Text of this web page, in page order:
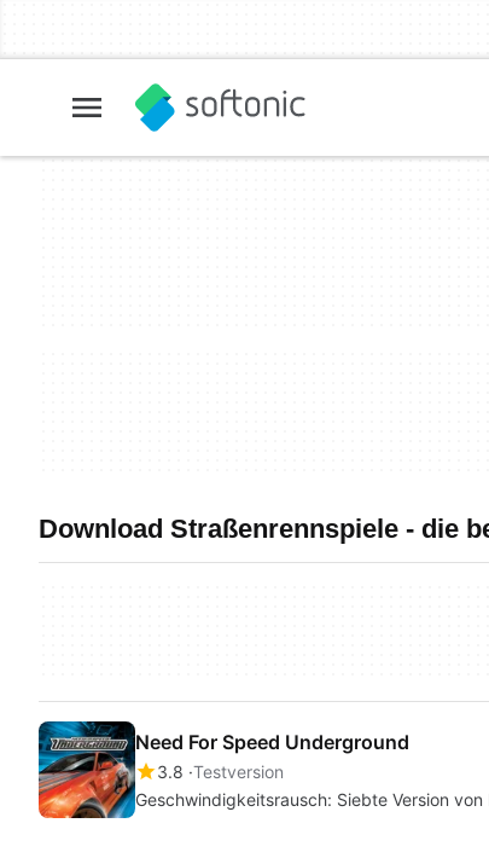
Download Straßenrennspiele - die
Need For Speed Underground
3.8 Testversion
Geschwindigkeitsrausch: Siebte Version von